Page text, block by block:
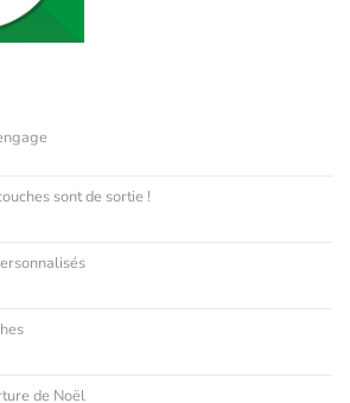
sont de sortie !
de Noël